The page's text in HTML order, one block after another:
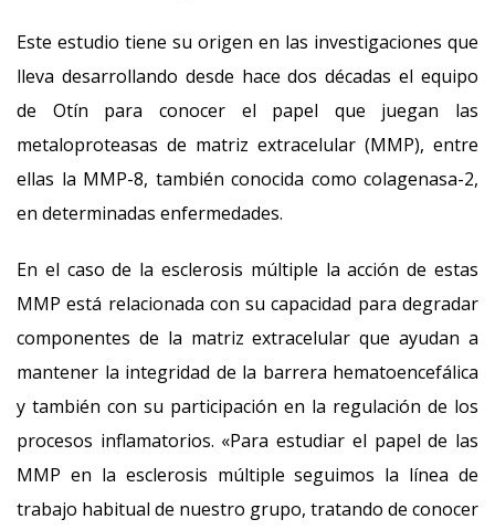
Este estudio tiene su origen en las investigaciones que
lleva desarrollando desde hace dos décadas el equipo
de Otín para conocer el papel que juegan las
metaloproteasas de matriz extracelular (MMP), entre
ellas la MMP-8, también conocida como colagenasa-2,
en determinadas enfermedades.
En el caso de la esclerosis múltiple la acción de estas
MMP está relacionada con su capacidad para degradar
componentes de la matriz extracelular que ayudan a
mantener la integridad de la barrera hematoencefálica
y también con su participación en la regulación de los
procesos inflamatorios. «Para estudiar el papel de las
MMP en la esclerosis múltiple seguimos la línea de
trabajo habitual de nuestro grupo, tratando de conocer